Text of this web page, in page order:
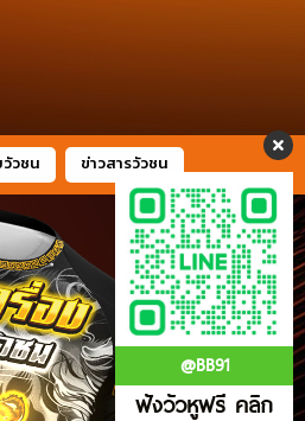
@BB91
ฟังวัวหูฟรี คลิก
วชน ข่าวสารวัวชน